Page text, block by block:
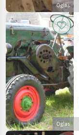
Oglas
Oglas